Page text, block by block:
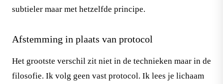
subtieler maar met hetzelfde principe.
Afstemming in plaats van protocol
Het grootste verschil zit niet in de technieken maar in de
filosofie. Ik volg geen vast protocol. Ik lees je lichaam